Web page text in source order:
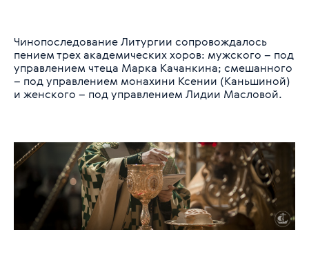
Чинопоследование Литургии сопровождалось
пением трех академических хоров: мужского – под
управлением чтеца Марка Качанкина; смешанного
– под управлением монахини Ксении (Каньшиной)
и женского – под управлением Лидии Масловой.